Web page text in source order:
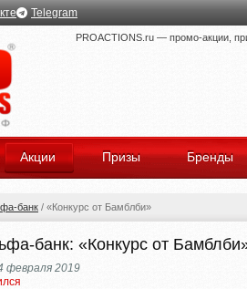
Telegram
PROACTIONS.ru — промо-акции,
Акции Призы Бренды
банк / «Конкурс от Бамблби»
банк: «Конкурс от
февраля 2019